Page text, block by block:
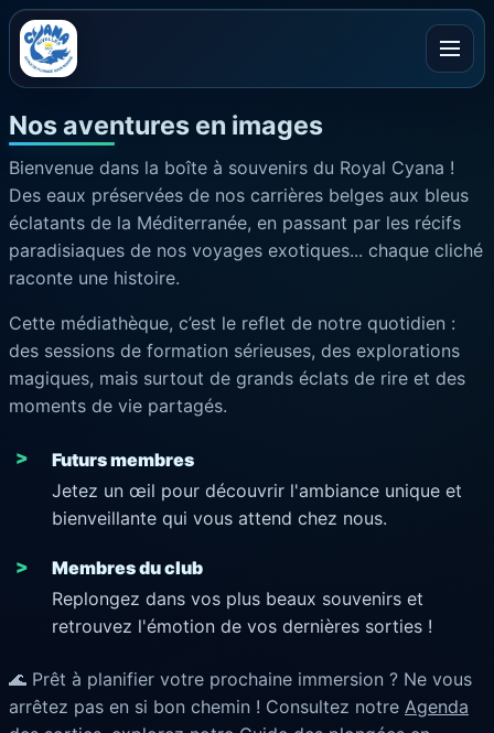
Nos aventures en images
Bienvenue dans la boîte à souvenirs du Royal Cyana !
Des eaux préservées de nos carrières belges aux bleus
éclatants de la Méditerranée, en passant par les récifs
paradisiaques de nos voyages exotiques... chaque cliché
raconte une histoire.
Cette médiathèque, c’est le reflet de notre quotidien :
des sessions de formation sérieuses, des explorations
magiques, mais surtout de grands éclats de rire et des
moments de vie partagés.
Futurs membres
Jetez un œil pour découvrir l'ambiance unique et
bienveillante qui vous attend chez nous.
Membres du club
Replongez dans vos plus beaux souvenirs et
retrouvez l'émotion de vos dernières sorties !
🌊 Prêt à planifier votre prochaine immersion ? Ne vous
arrêtez pas en si bon chemin ! Consultez notre Agenda